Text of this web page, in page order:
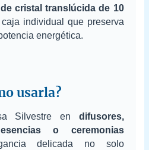
cristal translúcida de 10
individual que preserva
energética.
usarla?
Silvestre en difusores,
o ceremonias
delicada no solo